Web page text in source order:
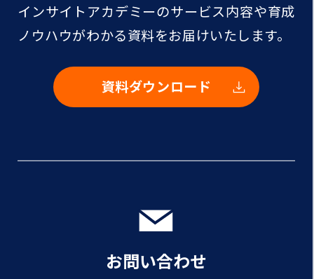
インサイトアカデミーのサービス内容や育成
ノウハウがわかる資料をお届けいたします。
資料ダウンロード
お問い合わせ